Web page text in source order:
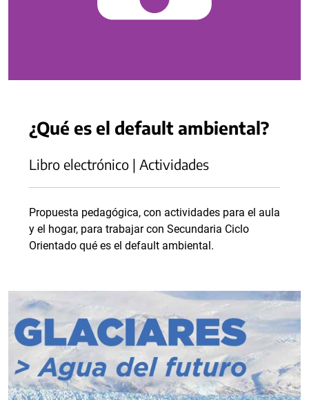
¿Qué es el default ambiental?
Libro electrónico | Actividades
Propuesta pedagógica, con actividades para el aula
y el hogar, para trabajar con Secundaria Ciclo
Orientado qué es el default ambiental.